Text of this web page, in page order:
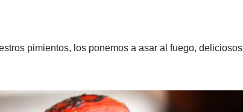
pimientos, los ponemos a asar al fuego, deliciosos